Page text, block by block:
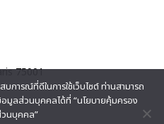
75001
บการณ์ที่ดีในการใช้เว็บไซต์ ท่านสามารถ
มูลส่วนบุคคลได้ที่ “นโยบายคุ้มครอง
นบุคคล”